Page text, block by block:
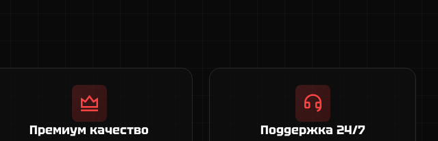
Премиум качество Поддержка 24/7